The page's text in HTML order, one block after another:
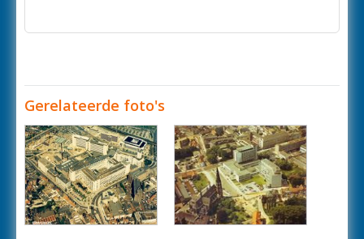
Gerelateerde foto's